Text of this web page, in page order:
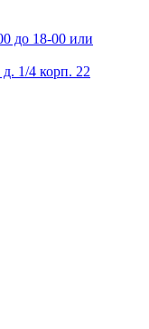
до 18-00 или
1/4 корп. 22